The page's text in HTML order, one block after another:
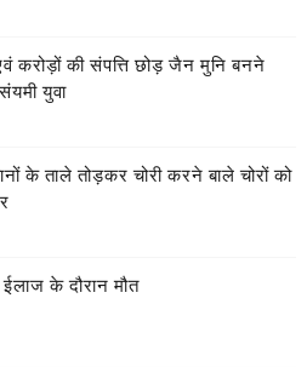
करोड़ों की संपत्ति छोड़ जैन मुनि बनने
युवा
के ताले तोड़कर चोरी करने बाले चोरों को
के दौरान मौत